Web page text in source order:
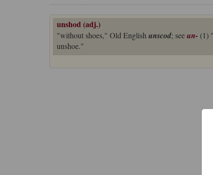
unshod (adj.)
"without shoes," Old English unscod; seeun- (1)
unshoe."